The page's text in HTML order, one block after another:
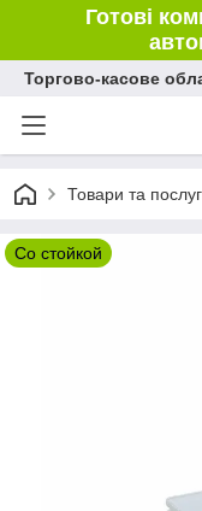
Готові
Торгово-касове
Товари та
Со стойкой